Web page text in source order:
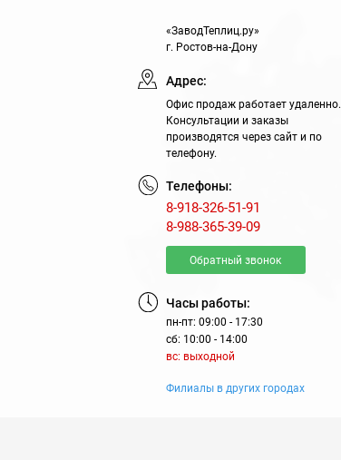
«ЗаводТеплиц.ру»
г. Ростов-на-Дону
Адрес:
Офис продаж работает удаленно.
Консультации и заказы
производятся через сайт и по
телефону.
Телефоны:
8-918-326-51-91
8-988-365-39-09
Обратный звонок
Часы работы:
пн-пт: 09:00 - 17:30
сб: 10:00 - 14:00
вс: выходной
Филиалы в других городах